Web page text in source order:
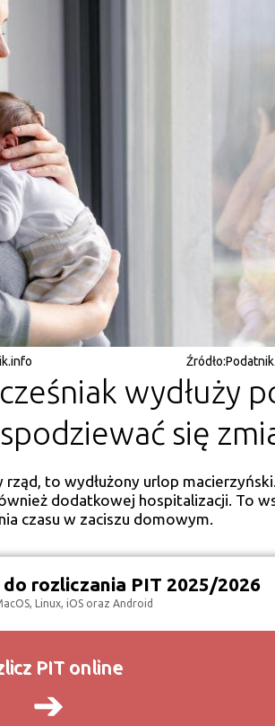
Źródło:
wydłuży
się
to wydłużony urlop
dodatkowej hospitalizacji. To
czasu w zaciszu domowym.
rozliczania PIT 2025/2026
Linux, iOS oraz Android
PIT online
➔